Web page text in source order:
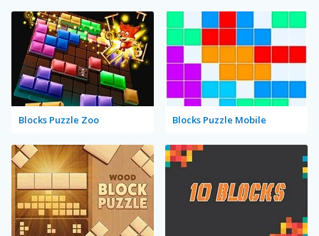
Blocks Puzzle Zoo Blocks Puzzle Mobile